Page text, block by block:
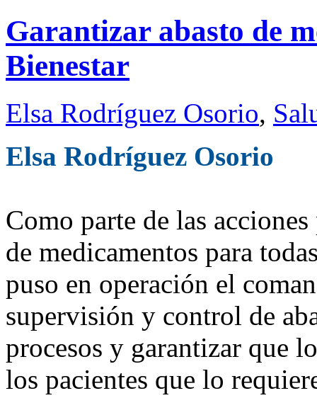
Garantizar abasto de
Bienestar
Elsa Rodríguez Osorio,
Elsa Rodríguez Osorio
Como parte de las
de medicamentos para
puso en operación el
supervisión y control de
procesos y garantizar que
los pacientes que lo